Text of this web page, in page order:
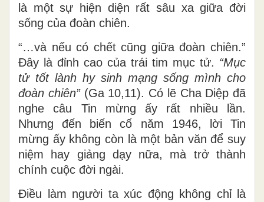
là một sự hiện diện rất sâu xa giữa đời
sống của đoàn chiên.
“…và nếu có chết cũng giữa đoàn chiên.”
Đây là đỉnh cao của trái tim mục tử. “Mục
tử tốt lành hy sinh mạng sống mình cho
đoàn chiên”(Ga 10,11). Có lẽ Cha Diệp đã
nghe câu Tin mừng ấy rất nhiều lần.
Nhưng đến biến cố năm 1946, lời Tin
mừng ấy không còn là một bản văn để suy
niệm hay giảng dạy nữa, mà trở thành
chính cuộc đời ngài.
Điều làm người ta xúc động không chỉ là